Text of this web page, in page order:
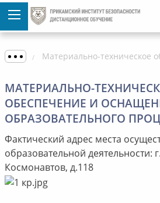
МАТЕРИАЛЬНО-
ОБЕСПЕЧЕНИЕ И
ОБРАЗОВАТЕЛЬНОГО
Фактический адрес места
образовательной деятельности:
Космонавтов, д.118